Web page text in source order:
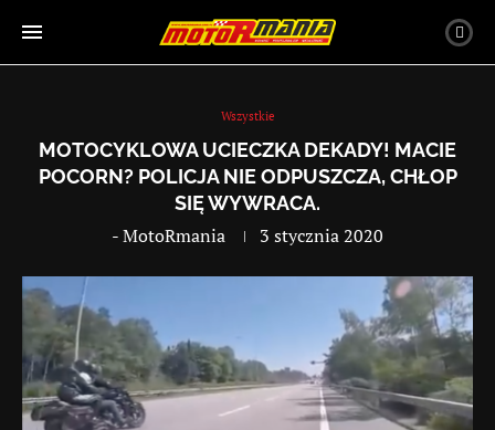
Wszystkie
MOTOCYKLOWA UCIECZKA DEKADY! MACIE
POCORN? POLICJA NIE ODPUSZCZA, CHŁOP
SIĘ WYWRACA.
-MotoRmania 3 stycznia 2020